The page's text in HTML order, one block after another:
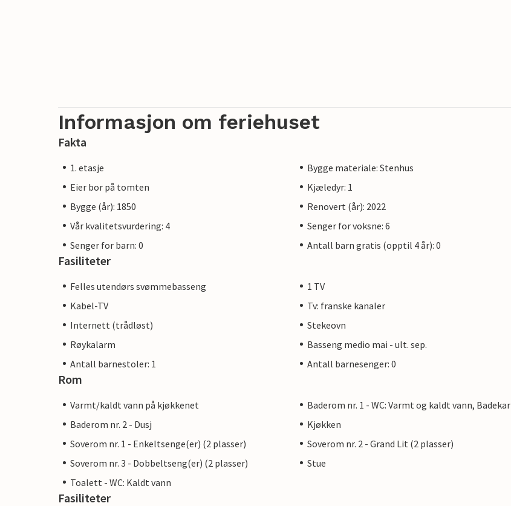
Informasjon om feriehuset
Fakta
1. etasje
Bygge materiale: Stenhus
Eier bor på tomten
Kjæledyr: 1
Bygge (år): 1850
Renovert (år): 2022
Vår kvalitetsvurdering: 4
Senger for voksne: 6
Senger for barn: 0
Antall barn gratis (opptil 4 år): 0
Fasiliteter
Felles utendørs svømmebasseng
1 TV
Kabel-TV
Tv: franske kanaler
Internett (trådløst)
Stekeovn
Røykalarm
Basseng medio mai - ult. sep.
Antall barnestoler: 1
Antall barnesenger: 0
Rom
Varmt/kaldt vann på kjøkkenet
Baderom nr. 1 - WC: Varmt og kaldt vann, Badekar
Baderom nr. 2 - Dusj
Kjøkken
Soverom nr. 1 - Enkeltsenge(er) (2 plasser)
Soverom nr. 2 - Grand Lit (2 plasser)
Soverom nr. 3 - Dobbeltseng(er) (2 plasser)
Stue
Toalett - WC: Kaldt vann
Fasiliteter